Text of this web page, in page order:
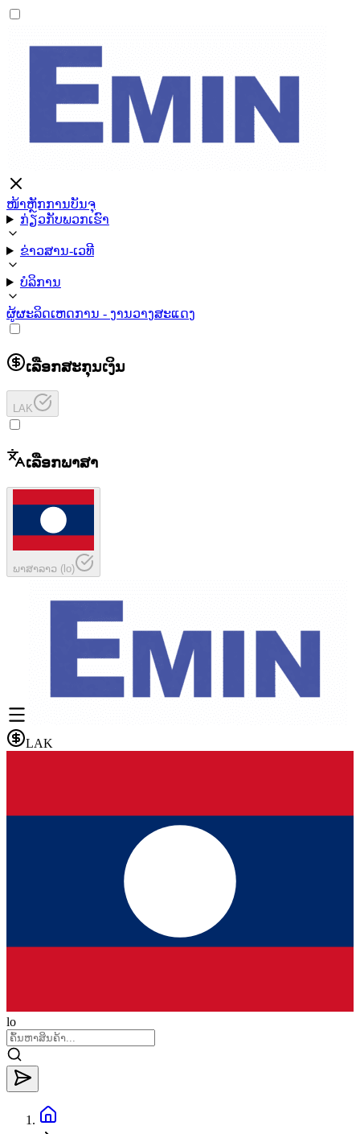
ໜ້າຫຼັກການບັນຈຸ
ກ່ຽວກັບພວກເຮົາ
ຂ່າວສານ-ເວທີ
ບໍລິການ
ຜູ້ຜະລິດເຫດການ - ງານວາງສະແດງ
ເລືອກສະກຸນເງິນ
LAK
ເລືອກພາສາ
ພາສາລາວ (lo)
LAK
lo